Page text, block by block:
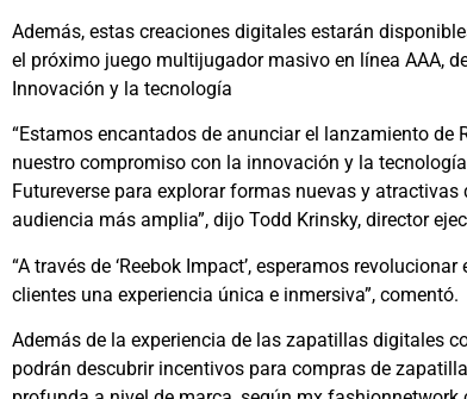
Además, estas creaciones digitales estarán
el próximo juego multijugador masivo en línea AAA,
Innovación y la tecnología
“Estamos encantados de anunciar el lanzamiento de
nuestro compromiso con la innovación y la
Futureverse para explorar formas nuevas y
audiencia más amplia”, dijo Todd Krinsky, director
“A través de ‘Reebok Impact’, esperamos
clientes una experiencia única e inmersiva”, comentó.
Además de la experiencia de las zapatillas digitales
podrán descubrir incentivos para compras de